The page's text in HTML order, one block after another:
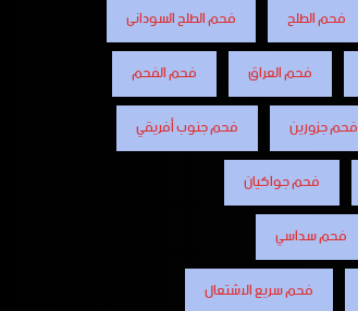
فحم الطلح
فحم الطلح السودانى
فحم العراق
فحم الفحم
فحم جزورين
فحم جنوب أفريقي
فحم جواكيان
فحم سداسي
فحم سريع الاشتعال